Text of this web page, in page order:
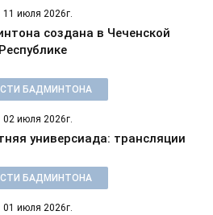
11 июля 2026г.
создана в Чеченской
Республике
БАДМИНТОНА
02 июля 2026г.
универсиада: трансляции
БАДМИНТОНА
01 июля 2026г.